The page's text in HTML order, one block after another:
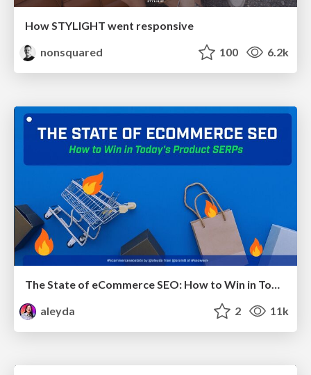
How STYLIGHT went responsive
nonsquared
100 6.2k
The State of eCommerce SEO: How to Win in Today's Products SERPs - #SEOweek
aleyda
2 11k